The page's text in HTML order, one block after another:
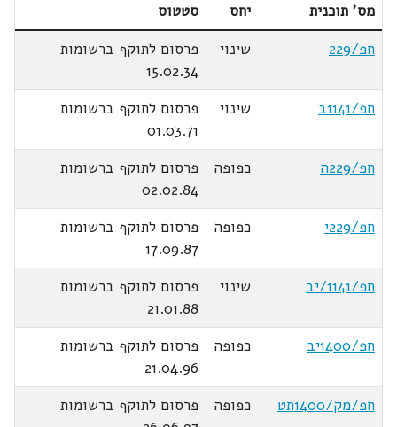
מס' תוכנית
יחס
סטטוס
חפ/229
שינוי
פרסום לתוקף ברשומות
15.02.34
חפ/1141ב
שינוי
פרסום לתוקף ברשומות
01.03.71
חפ/229ה
כפופה
פרסום לתוקף ברשומות
02.02.84
חפ/229י
כפופה
פרסום לתוקף ברשומות
17.09.87
חפ/1141/יב
שינוי
פרסום לתוקף ברשומות
21.01.88
חפ/1400יב
כפופה
פרסום לתוקף ברשומות
21.04.96
חפ/מק/1400תט
כפופה
פרסום לתוקף ברשומות